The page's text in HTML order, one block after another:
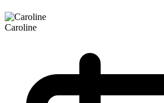
Caroline